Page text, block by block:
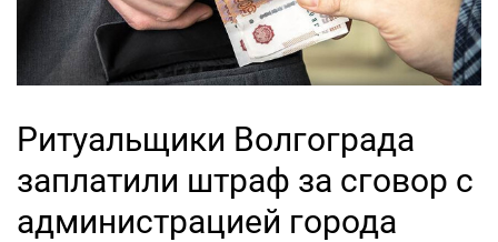
Ритуальщики Волгограда
заплатили штраф за сговор с
администрацией города